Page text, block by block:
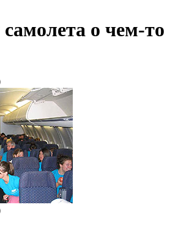
о чем-то